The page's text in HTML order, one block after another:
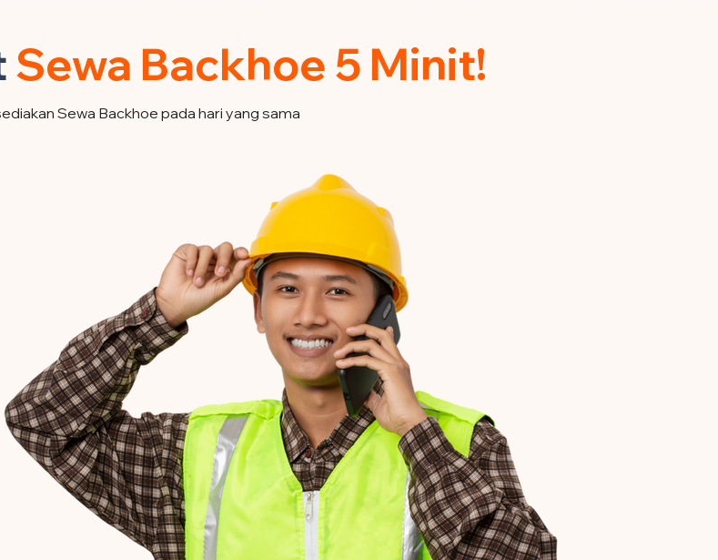
Sewa Backhoe 5 Minit!
Sewa Backhoe pada hari yang sama